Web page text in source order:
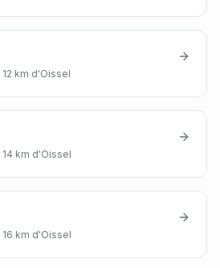
12 km d'Oissel
14 km d'Oissel
16 km d'Oissel